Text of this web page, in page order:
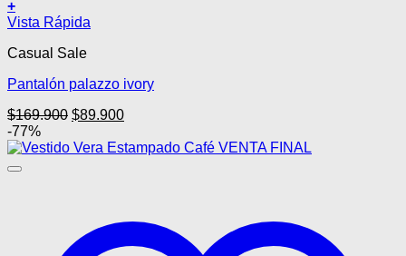
+
Este
tiene
variantes.
opciones
se
pueden
elegir
Vista Rápida
Casual Sale
Pantalón palazzo ivory
$169.900 El
original
$89.900El
actual
-77%